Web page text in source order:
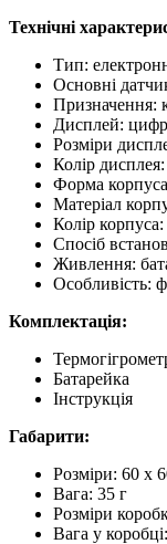
Технічні
Тип:
Основні
Призначення:
Дисплей:
Розміри
Колір
Форма
Матеріал
Колір
Спосіб
Живлення:
Особливість:
Комплектація:
Батарейка
Інструкція
Габарити:
Розміри: 60 х
Вага: 35 г
Розміри
Вага у